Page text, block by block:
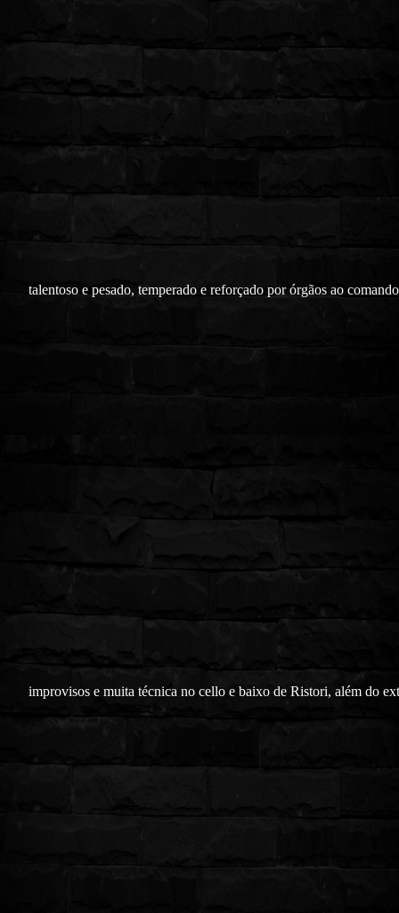
talentoso e pesado, temperado e reforçado por órgãos ao
improvisos e muita técnica no cello e baixo de Ristori, além do